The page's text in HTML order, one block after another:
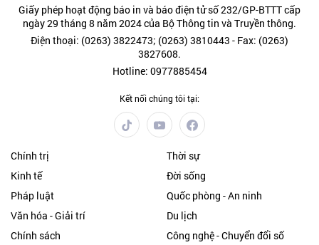
Giấy phép hoạt động báo in và báo điện tử số 232/GP-BTTT cấp
ngày 29 tháng 8 năm 2024 của Bộ Thông tin và Truyền thông.
Điện thoại: (0263) 3822473; (0263) 3810443 - Fax: (0263)
3827608.
Hotline: 0977885454
Kết nối chúng tôi tại:
Chính trị
Thời sự
Kinh tế
Đời sống
Pháp luật
Quốc phòng - An ninh
Văn hóa - Giải trí
Du lịch
Chính sách
Công nghệ - Chuyển đổi số